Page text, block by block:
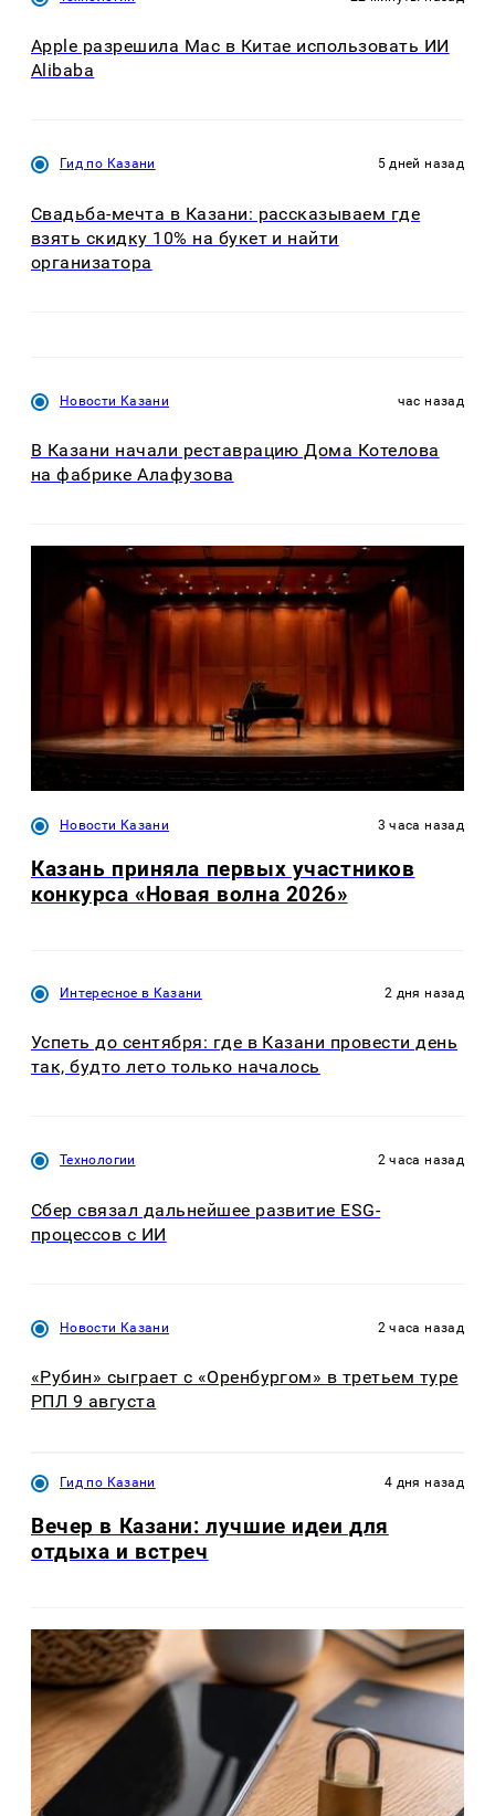
Apple разрешила Mac в Китае использовать ИИ
Alibaba
Гид по Казани 5 дней назад
Свадьба-мечта в Казани: рассказываем где
взять скидку 10% на букет и найти
организатора
Новости Казани час назад
В Казани начали реставрацию Дома Котелова
на фабрике Алафузова
Новости Казани 3 часа назад
Казань приняла первых участников
конкурса «Новая волна 2026»
Интересное в Казани 2 дня назад
Успеть до сентября: где в Казани провести день
так, будто лето только началось
Технологии 2 часа назад
Сбер связал дальнейшее развитие ESG-
процессов с ИИ
Новости Казани 2 часа назад
«Рубин» сыграет с «Оренбургом» в третьем туре
РПЛ 9 августа
Гид по Казани 4 дня назад
Вечер в Казани: лучшие идеи для
отдыха и встреч